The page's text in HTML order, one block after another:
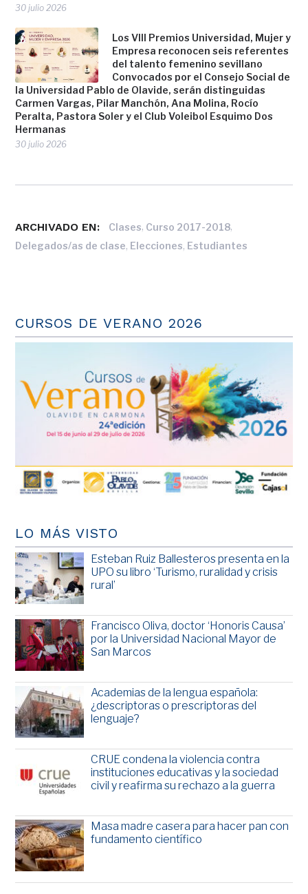
30 julio 2026
Los VIII Premios Universidad, Mujer y
Empresa reconocen seis referentes
del talento femenino sevillano
Convocados por el Consejo Social de
la Universidad Pablo de Olavide, serán distinguidas
Carmen Vargas, Pilar Manchón, Ana Molina, Rocío
Peralta, Pastora Soler y el Club Voleibol Esquimo Dos
Hermanas
30 julio 2026
ARCHIVADO EN: Clases, Curso 2017-2018,
Delegados/as de clase, Elecciones, Estudiantes
CURSOS DE VERANO 2026
LO MÁS VISTO
Esteban Ruiz Ballesteros presenta en la
UPO su libro ‘Turismo, ruralidad y crisis
rural’
Francisco Oliva, doctor ‘Honoris Causa’
por la Universidad Nacional Mayor de
San Marcos
Academias de la lengua española:
¿descriptoras o prescriptoras del
lenguaje?
CRUE condena la violencia contra
instituciones educativas y la sociedad
civil y reafirma su rechazo a la guerra
Masa madre casera para hacer pan con
fundamento científico